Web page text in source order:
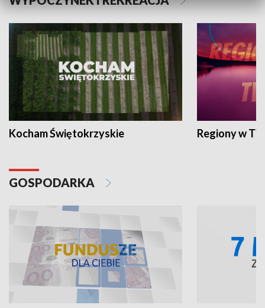
Kocham Świętokrzyskie Regiony w
GOSPODARKA